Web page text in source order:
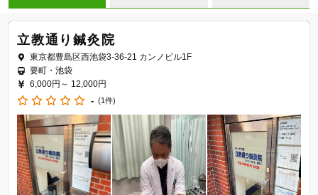
立教通り鍼灸院
東京都豊島区西池袋3-36-21 カンノビル1F
要町・池袋
6,000円～ 12,000円
- (1件)